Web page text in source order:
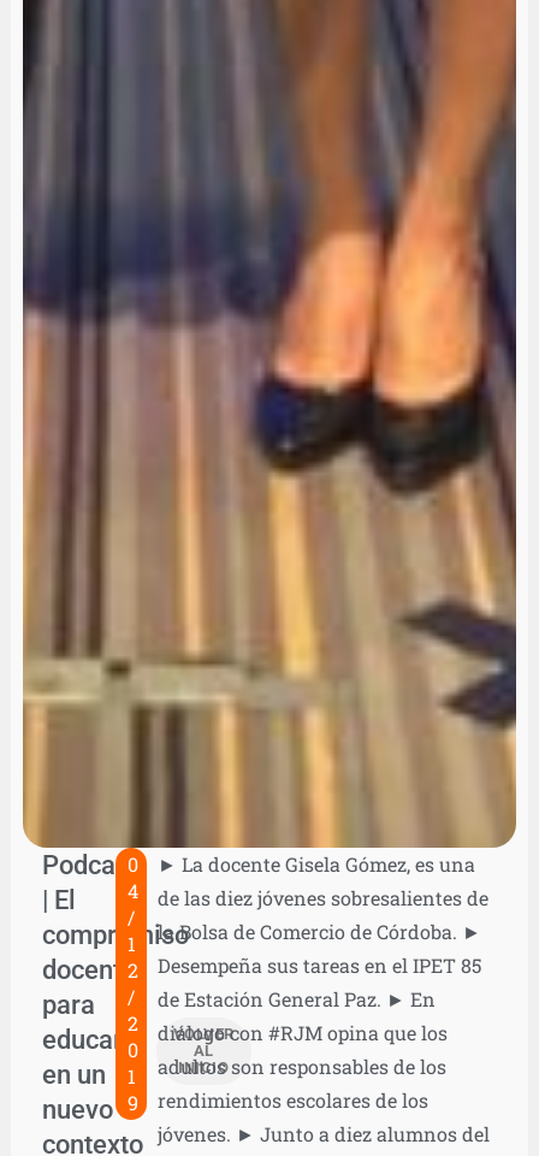
Podcast
| El
compromiso
docente
para
educar
en un
nuevo
contexto
0
4
/
1
2
/
2
0
1
9
VOLVER
AL
INICIO
► La docente Gisela Gómez, es una
de las diez jóvenes sobresalientes de
la Bolsa de Comercio de Córdoba. ►
Desempeña sus tareas en el IPET 85
de Estación General Paz. ► En
diálogo con #RJM opina que los
adultos son responsables de los
rendimientos escolares de los
jóvenes. ► Junto a diez alumnos del